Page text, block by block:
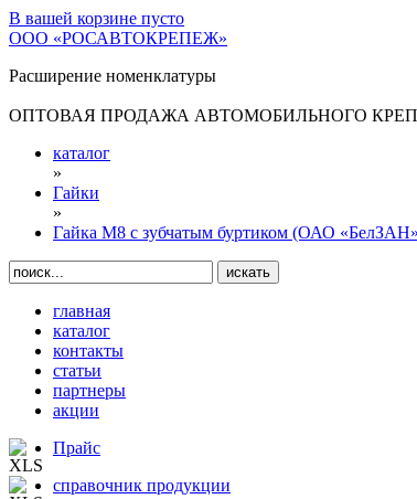
В вашей корзине пусто
ООО «РОСАВТОКРЕПЕЖ»
Расширение номенклатуры
ОПТОВАЯ ПРОДАЖА АВТОМОБИЛЬНОГО
каталог
»
Гайки
»
Гайка М8 с зубчатым буртиком (ОАО
главная
каталог
контакты
статьи
партнеры
акции
Прайс
справочник продукции